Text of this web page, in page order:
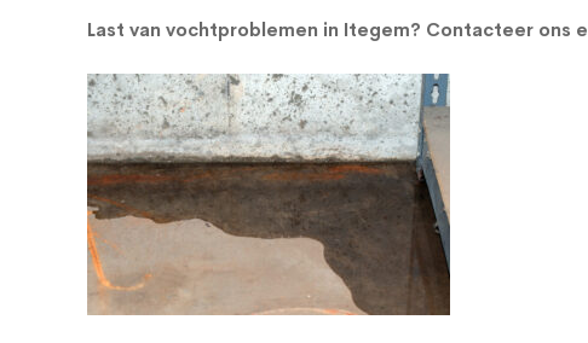
Last van vochtproblemen in Itegem? Contacteer ons